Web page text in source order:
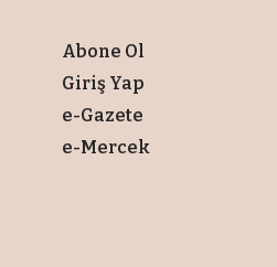
Abone Ol
Giriş Yap
e-Gazete
e-Mercek